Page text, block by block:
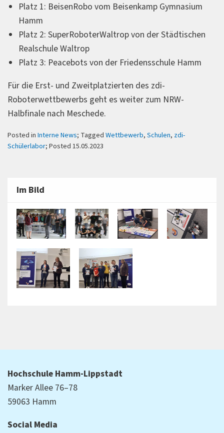
Platz 1: BeisenRobo vom Beisenkamp Gymnasium
Hamm
Platz 2: SuperRoboterWaltrop von der Städtischen
Realschule Waltrop
Platz 3: Peacebots von der Friedensschule Hamm
Für die Erst- und Zweitplatzierten des zdi-
Roboterwettbewerbs geht es weiter zum NRW-
Halbfinale nach Meschede.
Posted in Interne News; Tagged Wettbewerb, Schulen, zdi-
Schülerlabor; Posted 15.05.2023
Im Bild
Hochschule Hamm-Lippstadt
Marker Allee 76–78
59063 Hamm
Social Media